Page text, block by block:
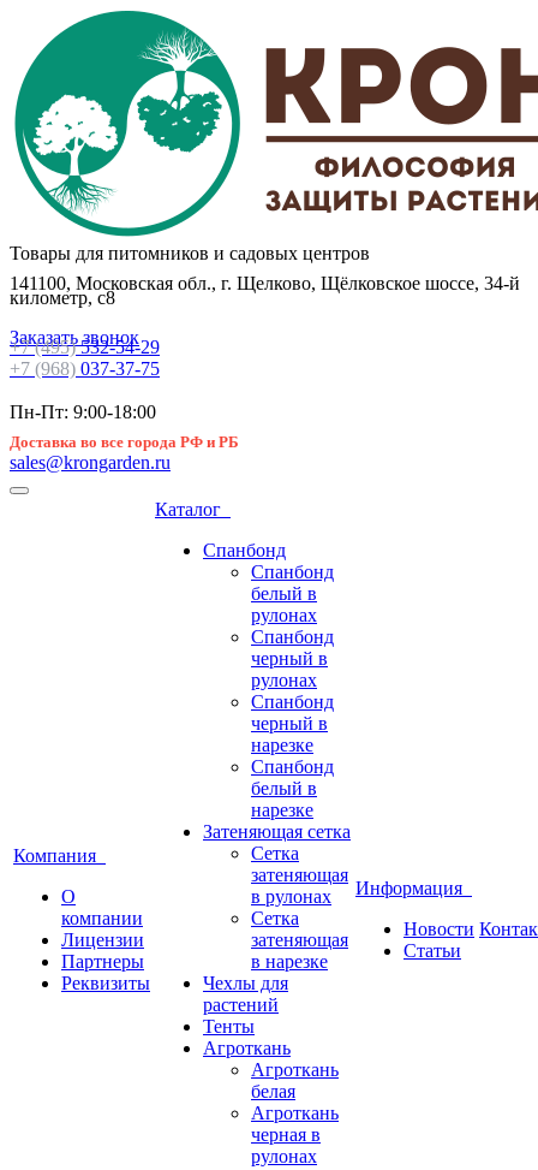
Товары для питомников и садовых центров
141100, Московская обл., г. Щелково, Щёлковское шоссе, 34-й
километр, с8
Заказать звонок
+7 (495)532-54-29
+7 (968) 037-37-75
Пн-Пт: 9:00-18:00
Доставка во все города РФ и РБ
sales@krongarden.ru
Компания
О
компании
Лицензии
Партнеры
Реквизиты
Каталог
Спанбонд
Спанбонд
белый в
рулонах
Спанбонд
черный в
рулонах
Спанбонд
черный в
нарезке
Спанбонд
белый в
нарезке
Затеняющая сетка
Сетка
затеняющая
в рулонах
Сетка
затеняющая
в нарезке
Чехлы для
растений
Тенты
Агроткань
Агроткань
белая
Агроткань
черная в
рулонах
Информация
Новости
Статьи